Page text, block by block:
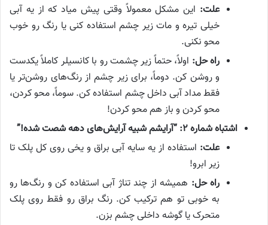
علت: این مشکل معمولاً وقتی پیش میاد که از یه آبی
خیلی تیره و مات زیر چشم استفاده کنی یا رنگ رو خوب
محو نکنی.
راه حل: اولاً، حتماً زیر چشمت رو با کانسیلر کاملاً یکدست
و روشن کن. دوماً، برای زیر چشم از رنگ‌های روشن‌تر یا
فقط مداد آبی داخل چشم استفاده کن. سوماً، محو کردن،
محو کردن و باز هم محو کردن!
اشتباه شماره ۲: “آرایشم شبیه آرایش‌های دهه شصت شده!”
علت: استفاده از یه سایه آبی براق و یخی روی کل پلک تا
زیر ابرو!
راه حل: همیشه از چند تناژ آبی استفاده کن و رنگ‌ها رو
به خوبی تو هم ترکیب کن. رنگ براق رو فقط روی پلک
متحرک یا گوشه داخلی چشم بزن.